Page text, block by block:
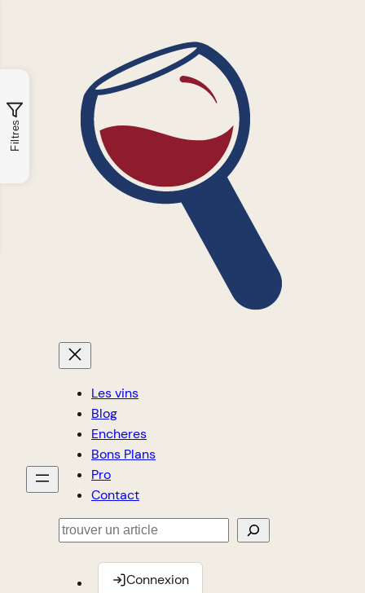
Les vins
Blog
Encheres
Bons Plans
Pro
Contact
Rechercher
Connexion
Filtres